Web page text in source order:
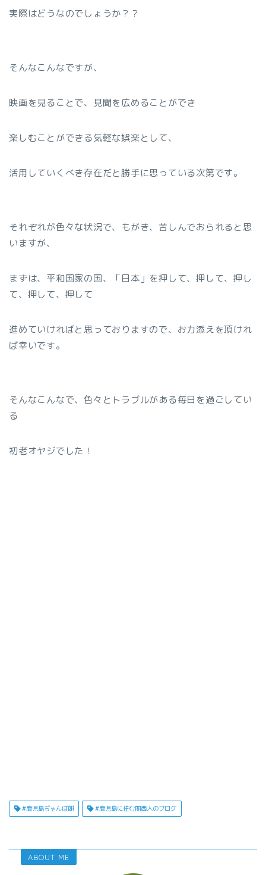
実際はどうなのでしょうか？？
そんなこんなですが、
映画を見ることで、見聞を広めることができ
楽しむことができる気軽な娯楽として、
活用していくべき存在だと勝手に思っている次第です。
それぞれが色々な状況で、もがき、苦しんでおられると思
いますが、
まずは、平和国家の国、「日本」を押して、押して、押し
て、押して、押して
進めていければと思っておりますので、お力添えを頂けれ
ば幸いです。
そんなこんなで、色々とトラブルがある毎日を過ごしてい
る
初老オヤジでした！
#鹿児島ぢゃんぼ餅 #鹿児島に住む関西人のブログ
ABOUT ME